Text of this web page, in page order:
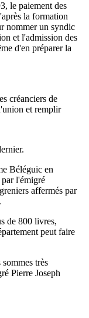
le paiement des
la formation
nommer un syndic
et l'admission des
d'en préparer la
créanciers de
et remplir
Béléguic en
l'émigré
affermés par
de 800 livres,
peut faire
très
Pierre Joseph